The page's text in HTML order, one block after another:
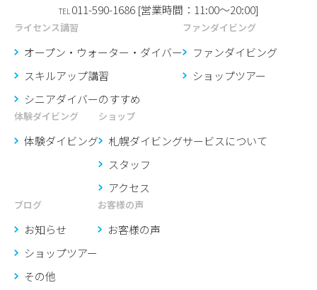
TEL 011-590-1686 [営業時間：11:00〜20:00]
ライセンス講習
オープン・ウォーター・ダイバー
スキルアップ講習
シニアダイバーのすすめ
ファンダイビング
ファンダイビング
ショップツアー
体験ダイビング
体験ダイビング
ショップ
札幌ダイビングサービスについて
スタッフ
アクセス
ブログ
お知らせ
ショップツアー
その他
お客様の声
お客様の声